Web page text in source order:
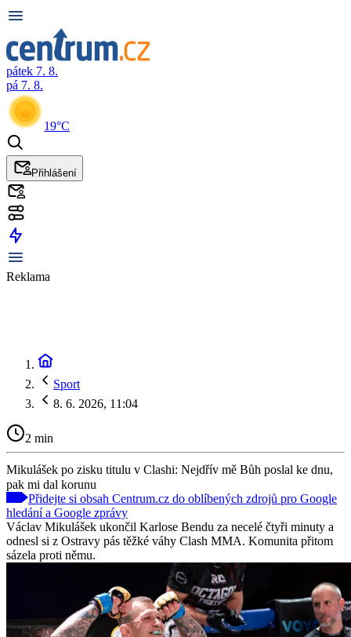
pátek 7. 8.
pá 7. 8.
19°C
Přihlášení
Reklama
Sport
8. 6. 2026, 11:04
2 min
Mikulášek po zisku titulu v Clashi: Nejdřív mě Bůh poslal ke dnu,
pak mi dal korunu
Přidejte si obsah Centrum.cz do oblíbených zdrojů pro Google
hledání a Google zprávy
Václav Mikulášek ukončil Karlose Bendu za necelé čtyři minuty a
odnesl si z Ostravy pás těžké váhy Clash MMA. Komunita přitom
sázela proti němu.